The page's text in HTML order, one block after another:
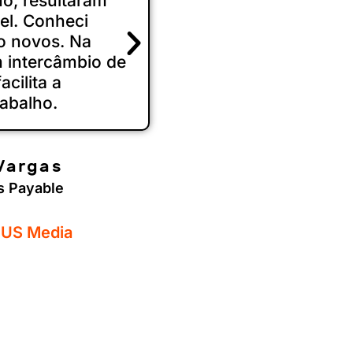
Conheci
novos. Na
intercâmbio de
a
Payable
Media